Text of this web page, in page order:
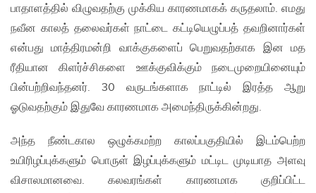
பாதாளத்தில் விழுவதற்கு முக்கிய காரணமாகக் கருதலாம். எமது
நவீன காலத் தலைவர்கள் நாட்டை கட்டியெழுப்பத் தவறினார்கள்
என்பது மாத்திரமன்றி வாக்குகளைப் பெறுவதற்காக இன மத
ரீதியான கிளர்ச்சிகளை ஊக்குவிக்கும் நடைமுறையினையும்
பின்பற்றிவந்தனர். 30 வருடங்களாக நாட்டில் இரத்த ஆறு
ஓடுவதற்கும் இதுவே காரணமாக அமைந்திருக்கின்றது.
அந்த நீண்டகால ஒழுக்கமற்ற காலப்பகுதியில் இடம்பெற்ற
உயிரிழப்புக்களும் பொருள் இழப்புக்களும் மட்டிட முடியாத அளவு
விசாலமானவை. கலவரங்கள் காரணமாக குறிப்பிட்ட